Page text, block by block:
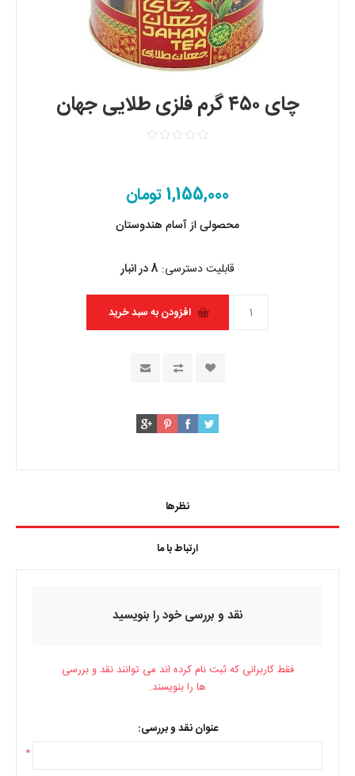
چای ۴۵۰ گرم فلزی طلایی جهان
1,155,000 تومان
محصولی از آسام هندوستان
قابلیت دسترسی: 8 در انبار
نظرها
ارتباط با ما
نقد و بررسی خود را بنویسید
فقط کاربرانی که ثبت نام کرده اند می توانند نقد و بررسی
ها را بنویسند.
عنوان نقد و بررسی:
*